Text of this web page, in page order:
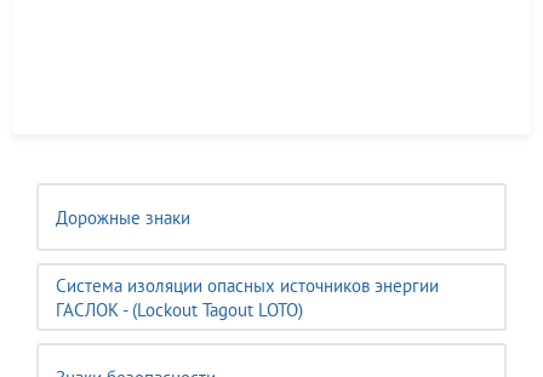
Дорожные знаки
Система изоляции опасных источников энергии
ГАСЛОК - (Lockout Tagout LOTO)